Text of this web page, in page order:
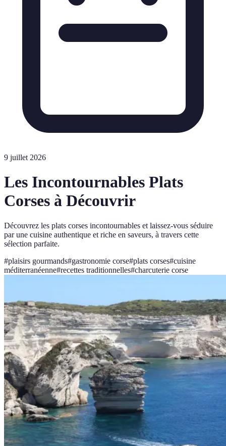
9 juillet 2026
Les Incontournables Plats
Corses à Découvrir
Découvrez les plats corses incontournables et laissez-vous séduire
par une cuisine authentique et riche en saveurs, à travers cette
sélection parfaite.
#plaisirs gourmands#gastronomie corse#plats corses#cuisine
méditerranéenne#recettes traditionnelles#charcuterie corse